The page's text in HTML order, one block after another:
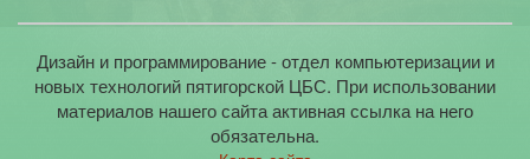
Дизайн и программирование - отдел компьютеризации и
новых технологий пятигорской ЦБС. При использовании
материалов нашего сайта активная ссылка на него
обязательна.